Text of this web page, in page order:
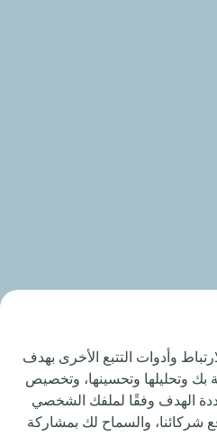
وأدوات التتبع الأخرى بهدف
بك وتحليلها وتحسينها، وتخصيص
الهدف وفقًا لملفك الشخصي
شركائنا، والسماح لك بمشاركة